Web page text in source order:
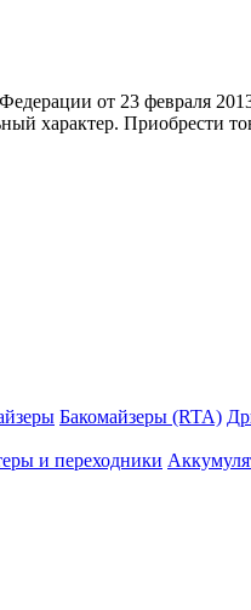
от 23 февраля
характер. Приобрести
Бакомайзеры (RTA)
и переходники